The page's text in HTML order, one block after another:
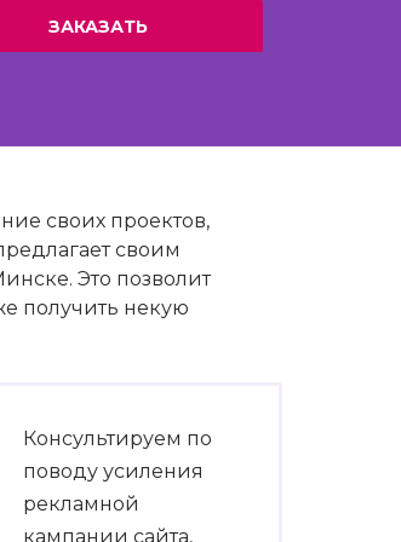
своих проектов,
своим
Это позволит
получить некую
Консультируем по
поводу усиления
рекламной
кампании сайта,